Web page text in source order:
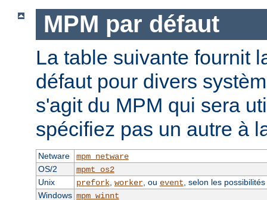
MPM par défaut
La table suivante fournit
défaut pour divers
s'agit du MPM qui sera
spécifiez pas un autre à
Netware
mpm_netware
OS/2
mpmt_os2
Unix
prefork, worker, ou event , selon les
Windows mpm_winnt